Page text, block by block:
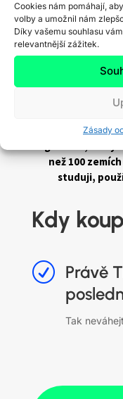
Cookies nám pomáhají,
volby a umožnil nám
Díky vašemu souhlasu
relevantnější zážitek.
Zásady
R
Osobně se
problémy
Často stačí
správný pohled
měsíce,
ani v jedné
než 100
studuji,
Kdy
R Právě
Tak